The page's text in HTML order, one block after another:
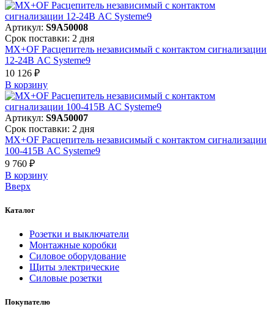
Артикул: S9A50008
Срок поставки: 2 дня
MX+OF Расцепитель независимый с контактом сигнализации
12-24В AC Systeme9
10 126 ₽
В корзинy
Артикул: S9A50007
Срок поставки: 2 дня
MX+OF Расцепитель независимый с контактом сигнализации
100-415В AC Systeme9
9 760 ₽
В корзинy
Вверх
Каталог
Розетки и выключатели
Монтажные коробки
Силовое оборудование
Щиты электрические
Силовые розетки
Покупателю